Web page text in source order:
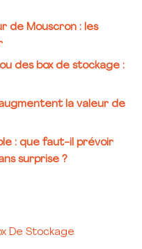
de Mouscron : les
des box de stockage :
la valeur de
: que faut-il prévoir
surprise ?
De Stockage